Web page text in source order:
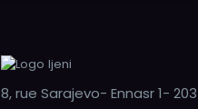
8, rue Sarajevo- Ennasr 1-